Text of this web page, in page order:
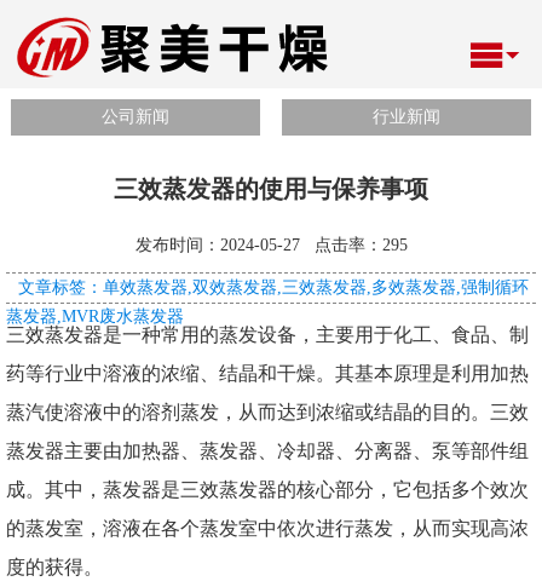
公司新闻 行业新闻
三效蒸发器的使用与保养事项
发布时间：2024-05-27 点击率： 295
文章标签：单效蒸发器,双效蒸发器,三效蒸发器,多效蒸发器,强制循环
蒸发器,MVR废水蒸发器
三效蒸发器是一种常用的蒸发设备，主要用于化工、食品、制
药等行业中溶液的浓缩、结晶和干燥。其基本原理是利用加热
蒸汽使溶液中的溶剂蒸发，从而达到浓缩或结晶的目的。三效
蒸发器主要由加热器、蒸发器、冷却器、分离器、泵等部件组
成。其中，蒸发器是三效蒸发器的核心部分，它包括多个效次
的蒸发室，溶液在各个蒸发室中依次进行蒸发，从而实现高浓
度的获得。